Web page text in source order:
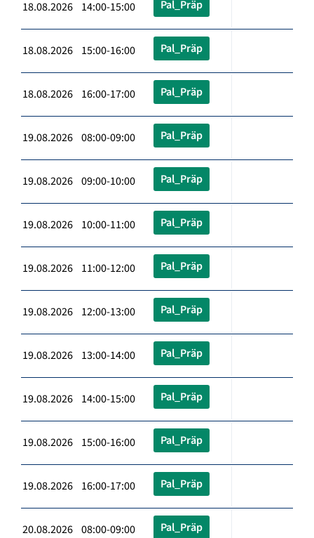
18.08.2026 14:00-15:00 Pal_Präp
18.08.2026 15:00-16:00 Pal_Präp
18.08.2026 16:00-17:00 Pal_Präp
19.08.2026 08:00-09:00 Pal_Präp
19.08.2026 09:00-10:00 Pal_Präp
19.08.2026 10:00-11:00 Pal_Präp
19.08.2026 11:00-12:00 Pal_Präp
19.08.2026 12:00-13:00 Pal_Präp
19.08.2026 13:00-14:00 Pal_Präp
19.08.2026 14:00-15:00 Pal_Präp
19.08.2026 15:00-16:00 Pal_Präp
19.08.2026 16:00-17:00 Pal_Präp
20.08.2026 08:00-09:00 Pal_Präp